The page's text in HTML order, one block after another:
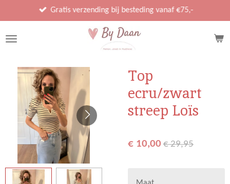
direct
naar
Gratis verzending bij besteding vanaf €75,-
Top
ecru/zwart
streep Loïs
€ 10,00 € 29,95